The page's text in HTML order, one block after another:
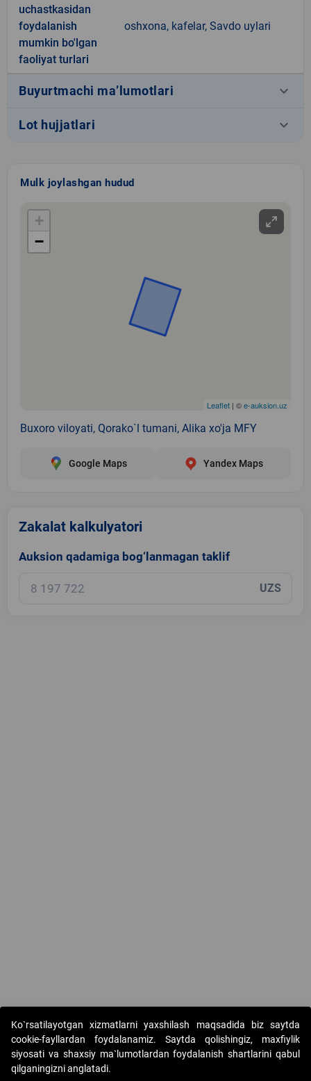
uchastkasidan
foydalanish
mumkin bo'lgan
faoliyat turlari
oshxona, kafelar, Savdo uylari
Buyurtmachi ma’lumotlari keyboard_arrow_down
Lot hujjatlari keyboard_arrow_down
Mulk joylashgan hudud
+
−
Leaflet | ©e-auksion.uz
Buxoro viloyati, Qorako`l tumani, Alika xo'ja MFY
Google Maps Yandex Maps
Zakalat kalkulyatori
Auksion qadamiga bog‘lanmagan taklif
UZS
Copyright © 2017-2026. "Elektron onlayn-auksionlarni
Ko`rsatilayotgan xizmatlarni yaxshilash maqsadida biz saytda
cookie-fayllardan foydalanamiz. Saytda qolishingiz, maxfiylik
siyosati va shaxsiy ma`lumotlardan foydalanish shartlarini qabul
qilganingizni anglatadi.